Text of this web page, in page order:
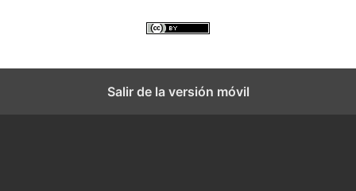
Salir de la versión móvil